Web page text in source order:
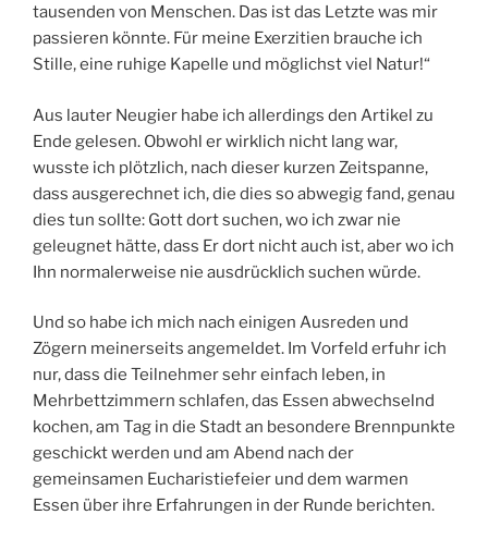
tausenden von Menschen. Das ist das Letzte was mir
passieren könnte. Für meine Exerzitien brauche ich
Stille, eine ruhige Kapelle und möglichst viel Natur!“
Aus lauter Neugier habe ich allerdings den Artikel zu
Ende gelesen. Obwohl er wirklich nicht lang war,
wusste ich plötzlich, nach dieser kurzen Zeitspanne,
dass ausgerechnet ich, die dies so abwegig fand, genau
dies tun sollte: Gott dort suchen, wo ich zwar nie
geleugnet hätte, dass Er dort nicht auch ist, aber wo ich
Ihn normalerweise nie ausdrücklich suchen würde.
Und so habe ich mich nach einigen Ausreden und
Zögern meinerseits angemeldet. Im Vorfeld erfuhr ich
nur, dass die Teilnehmer sehr einfach leben, in
Mehrbettzimmern schlafen, das Essen abwechselnd
kochen, am Tag in die Stadt an besondere Brennpunkte
geschickt werden und am Abend nach der
gemeinsamen Eucharistiefeier und dem warmen
Essen über ihre Erfahrungen in der Runde berichten.